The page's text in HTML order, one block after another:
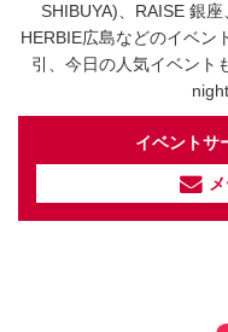
SHIBUYA)、RAISE 銀座
HERBIE広島などのイベン
引、今日の人気イベント
イベントサ